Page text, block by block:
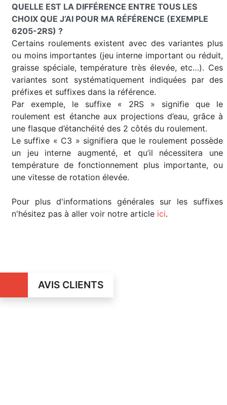
QUELLE EST LA DIFFÉRENCE ENTRE TOUS LES
CHOIX QUE J’AI POUR MA RÉFÉRENCE (EXEMPLE
6205-2RS) ?
Certains roulements existent avec des variantes plus
ou moins importantes (jeu interne important ou réduit,
graisse spéciale, température très élevée, etc…). Ces
variantes sont systématiquement indiquées par des
préfixes et suffixes dans la référence.
Par exemple, le suffixe « 2RS » signifie que le
roulement est étanche aux projections d’eau, grâce à
une flasque d’étanchéité des 2 côtés du roulement.
Le suffixe « C3 » signifiera que le roulement possède
un jeu interne augmenté, et qu’il nécessitera une
température de fonctionnement plus importante, ou
une vitesse de rotation élevée.
Pour plus d'informations générales sur les suffixes
n'hésitez pas à aller voir notre article ici.
AVIS CLIENTS